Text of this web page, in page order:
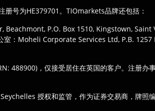
号为HE379701。TIOmarkets品牌还包括：
P.O. Box 1510, Kingstown, Saint
：Moheli Corporate Services Ltd, P.B. 1257
488900)，仅接受居住在英国的客户。注册办
授权和监管，作为证券交易商，牌照